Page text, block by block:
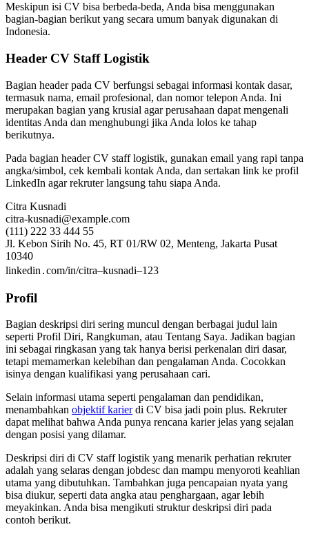
Meskipun isi CV bisa berbeda-beda, Anda bisa menggunakan
bagian-bagian berikut yang secara umum banyak digunakan di
Indonesia.
Header CV Staff Logistik
Bagian header pada CV berfungsi sebagai informasi kontak dasar,
termasuk nama, email profesional, dan nomor telepon Anda. Ini
merupakan bagian yang krusial agar perusahaan dapat mengenali
identitas Anda dan menghubungi jika Anda lolos ke tahap
berikutnya.
Pada bagian header CV staff logistik, gunakan email yang rapi tanpa
angka/simbol, cek kembali kontak Anda, dan sertakan link ke profil
LinkedIn agar rekruter langsung tahu siapa Anda.
Citra Kusnadi
citra-kusnadi@example.com
(111) 222 33 444 55
Jl. Kebon Sirih No. 45, RT 01/RW 02, Menteng, Jakarta Pusat
10340
linkedin․com/in/citra–kusnadi–123
Profil
Bagian deskripsi diri sering muncul dengan berbagai judul lain
seperti Profil Diri, Rangkuman, atau Tentang Saya. Jadikan bagian
ini sebagai ringkasan yang tak hanya berisi perkenalan diri dasar,
tetapi memamerkan kelebihan dan pengalaman Anda. Cocokkan
isinya dengan kualifikasi yang perusahaan cari.
Selain informasi utama seperti pengalaman dan pendidikan,
menambahkan objektif karierdi CV bisa jadi poin plus. Rekruter
dapat melihat bahwa Anda punya rencana karier jelas yang sejalan
dengan posisi yang dilamar.
Deskripsi diri di CV staff logistik yang menarik perhatian rekruter
adalah yang selaras dengan jobdesc dan mampu menyoroti keahlian
utama yang dibutuhkan. Tambahkan juga pencapaian nyata yang
bisa diukur, seperti data angka atau penghargaan, agar lebih
meyakinkan. Anda bisa mengikuti struktur deskripsi diri pada
contoh berikut.